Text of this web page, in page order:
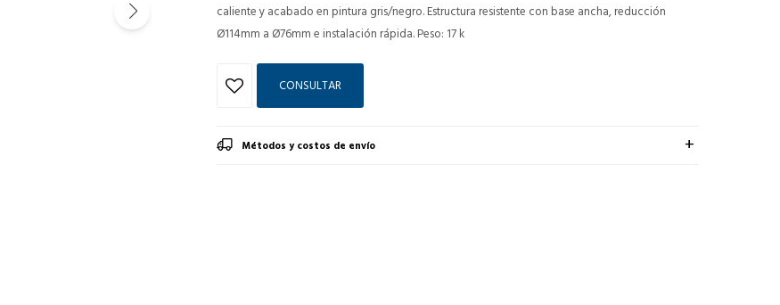
caliente y acabado en pintura gris/negro. Estructura resistente con base ancha, reducción
Ø114mm a Ø76mm e instalación rápida. Peso: 17 k
CONSULTAR
Métodos y costos de envío